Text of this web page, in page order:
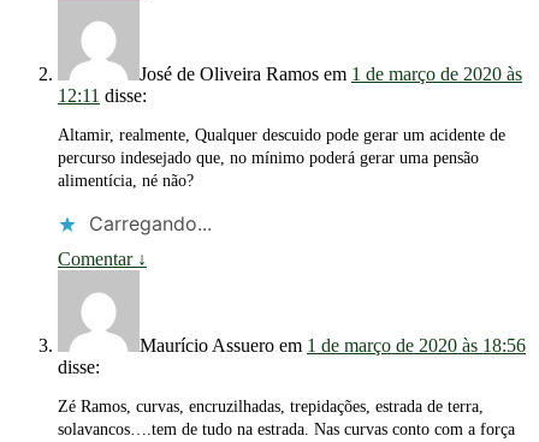
José de Oliveira Ramos em 1 de março de 2020 às
12:11 disse:
Altamir, realmente, Qualquer descuido pode gerar um acidente de
percurso indesejado que, no mínimo poderá gerar uma pensão
alimentícia, né não?
Carregando...
Comentar ↓
Maurício Assuero em 1 de março de 2020 às 18:56
disse:
Zé Ramos, curvas, encruzilhadas, trepidações, estrada de terra,
solavancos….tem de tudo na estrada. Nas curvas conto com a força